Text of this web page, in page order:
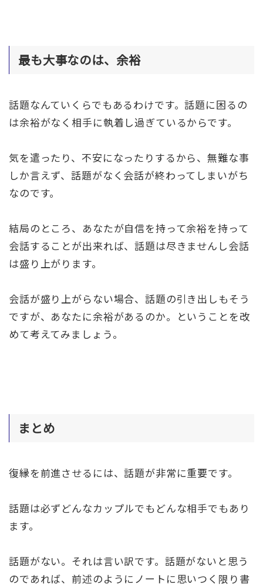
最も大事なのは、余裕
話題なんていくらでもあるわけです。話題に困るの
は余裕がなく相手に執着し過ぎているからです。
気を遣ったり、不安になったりするから、無難な事
しか言えず、話題がなく会話が終わってしまいがち
なのです。
結局のところ、あなたが自信を持って余裕を持って
会話することが出来れば、話題は尽きませんし会話
は盛り上がります。
会話が盛り上がらない場合、話題の引き出しもそう
ですが、あなたに余裕があるのか。ということを改
めて考えてみましょう。
まとめ
復縁を前進させるには、話題が非常に重要です。
話題は必ずどんなカップルでもどんな相手でもあり
ます。
話題がない。それは言い訳です。話題がないと思う
のであれば、前述のようにノートに思いつく限り書